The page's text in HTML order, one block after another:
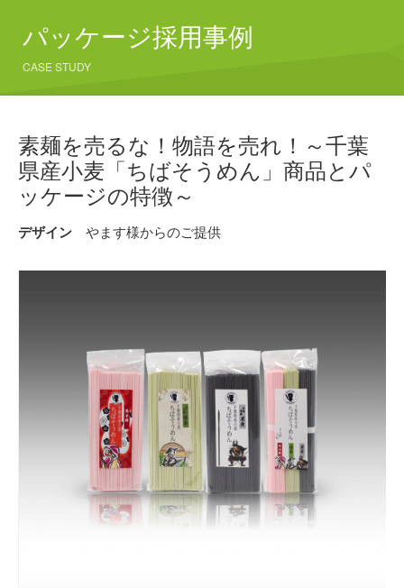
パッケージ採用事例
CASE STUDY
素麺を売るな！物語を売れ！～千葉
県産小麦「ちばそうめん」商品とパ
ッケージの特徴～
デザイン やます様からのご提供